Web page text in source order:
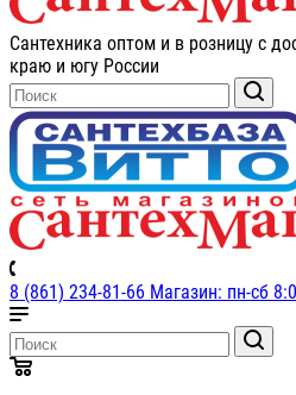
Сантехника оптом и в розницу с
краю и югу России
8 (861) 234-81-66 Магазин: пн-сб